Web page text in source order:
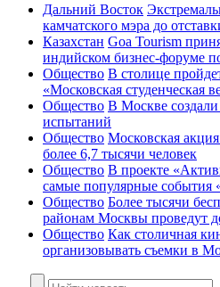
Дальний Восток
камчатского мэра до
Казахстан Goa Tourism
индийском бизнес-форуме
Общество В столице
«Московская студенческая
Общество В Москве
испытаний
Общество Московская
более 6,7 тысячи человек
Общество В проекте
самые популярные события
Общество Более тысячи
районам Москвы проведут
Общество Как столичная
организовывать съемки в